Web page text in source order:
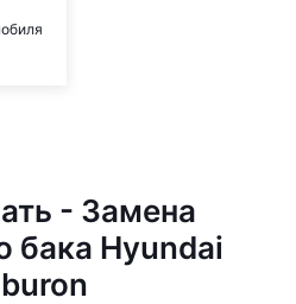
- Замена
бака Hyundai